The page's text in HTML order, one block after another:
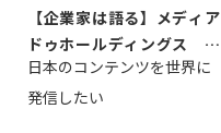
【企業家は語る】メディア
ドゥホールディングス 代
表取締役社長...
日本のコンテンツを世界に
発信したい